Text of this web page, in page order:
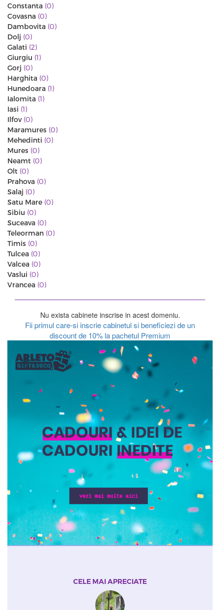
Constanta (0)
Covasna (0)
Dambovita (0)
Dolj (0)
Galati (2)
Giurgiu (1)
Gorj (0)
Harghita (0)
Hunedoara (1)
Ialomita (1)
Iasi (1)
Ilfov (0)
Maramures (0)
Mehedinti (0)
Mures (0)
Neamt (0)
Olt (0)
Prahova (0)
Salaj (0)
Satu Mare (0)
Sibiu (0)
Suceava (0)
Teleorman (0)
Timis (0)
Tulcea (0)
Valcea (0)
Vaslui (0)
Vrancea (0)
Nu exista cabinete inscrise in acest domeniu.
Fii primul care-si inscrie cabinetul si beneficiezi de un
discount de 10% la pachetul Premium
CELE MAI APRECIATE